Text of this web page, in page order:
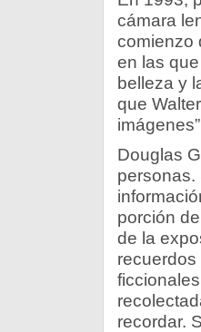
cámara
comienzo
en las
belleza y
que
Douglas
personas.
porción
de la
recordar.